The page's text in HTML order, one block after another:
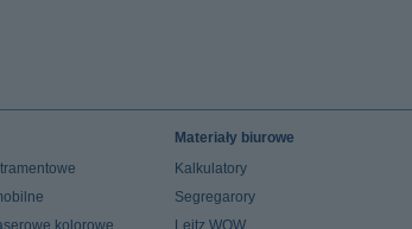
kolorowe
Materiały biurowe
Kalkulatory
Segregarory
Leitz WOW